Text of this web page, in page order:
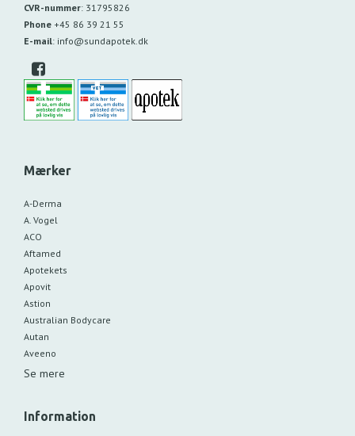
CVR-nummer: 31795826
Phone +45 86 39 21 55
E-mail: info@sundapotek.dk
Mærker
A-Derma
A. Vogel
ACO
Aftamed
Apotekets
Apovit
Astion
Australian Bodycare
Autan
Aveeno
Se mere
Information